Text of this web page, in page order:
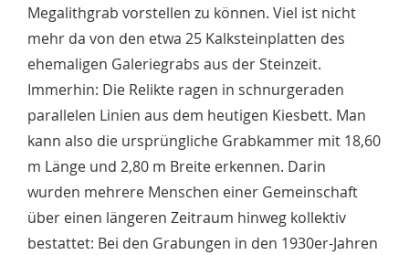
Megalithgrab vorstellen zu können. Viel ist nicht
mehr da von den etwa 25 Kalksteinplatten des
ehemaligen Galeriegrabs aus der Steinzeit.
Immerhin: Die Relikte ragen in schnurgeraden
parallelen Linien aus dem heutigen Kiesbett. Man
kann also die ursprüngliche Grabkammer mit 18,60
m Länge und 2,80 m Breite erkennen. Darin
wurden mehrere Menschen einer Gemeinschaft
über einen längeren Zeitraum hinweg kollektiv
bestattet: Bei den Grabungen in den 1930er-Jahren